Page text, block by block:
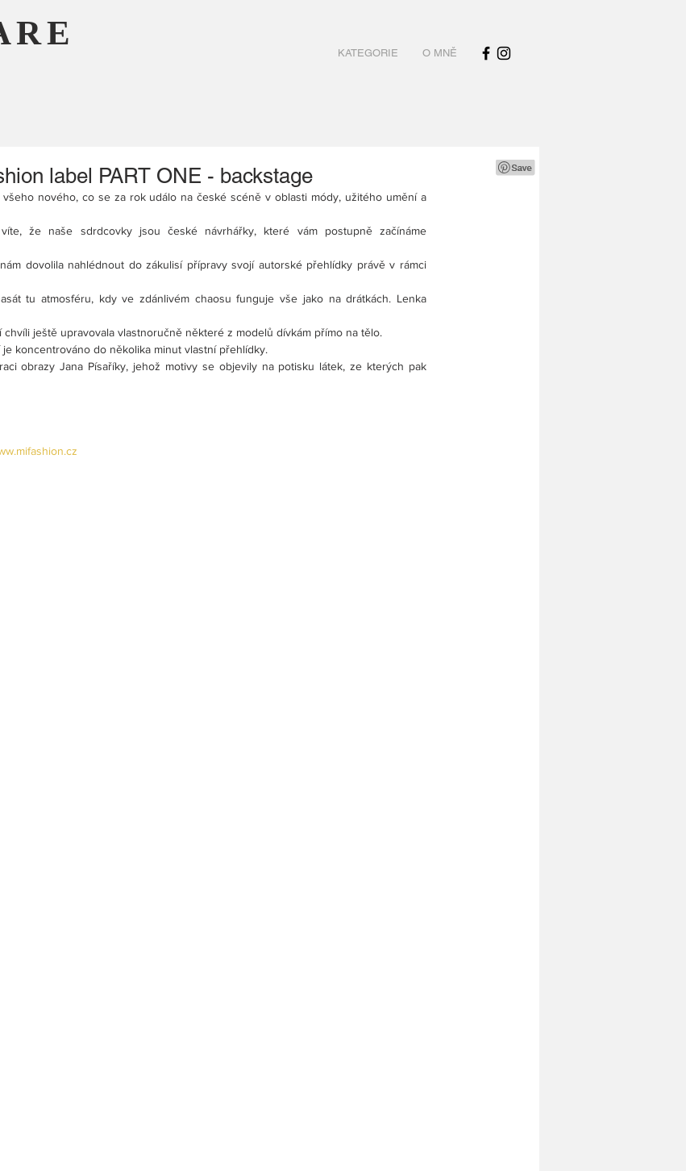
KATEGORIE O MNĚ
label PART ONE - backstage
nového, co se za rok událo na české scéně v oblasti módy, užitého umění a
že naše sdrdcovky jsou české návrhářky, které vám postupně začínáme
dovolila nahlédnout do zákulisí přípravy svojí autorské přehlídky právě v rámci
tu atmosféru, kdy ve zdánlivém chaosu funguje vše jako na drátkách. Lenka
ještě upravovala vlastnoručně některé z modelů dívkám přímo na tělo.
koncentrováno do několika minut vlastní přehlídky.
obrazy Jana Písaříky, jehož motivy se objevily na potisku látek, ze kterých pak